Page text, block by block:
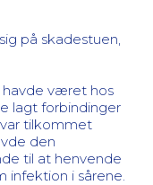
sig på skadestuen,
havde været hos
lagt forbindinger
tilkommet
den
til at henvende
infektion i sårene.